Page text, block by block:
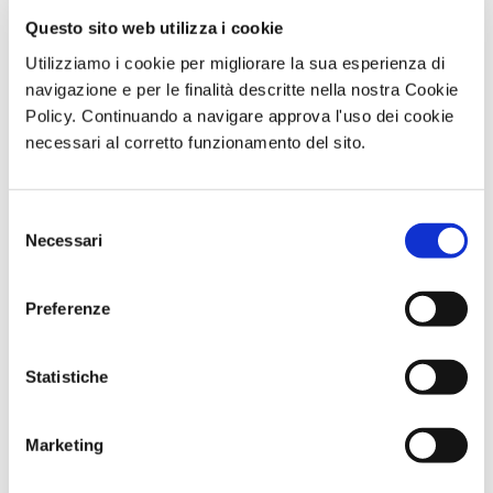
Questo sito web utilizza i cookie
Utilizziamo i cookie per migliorare la sua esperienza di
navigazione e per le finalità descritte nella nostra Cookie
Policy. Continuando a navigare approva l'uso dei cookie
necessari al corretto funzionamento del sito.
delNecessari
Preferenze
Statistiche
Marketing
fede e tradizione
un luogo magico, dove le comunità locali celebrano le
festività con eventi che uniscono fede, cultura e storia.